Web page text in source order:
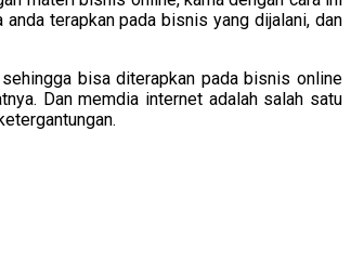
terapkan pada bisnis yang dijalani, dan
bisa diterapkan pada bisnis online
Dan memdia internet adalah salah satu